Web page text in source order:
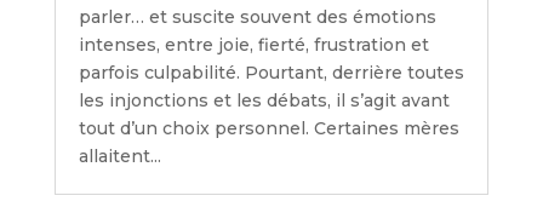
parler… et suscite souvent des émotions
intenses, entre joie, fierté, frustration et
parfois culpabilité. Pourtant, derrière toutes
les injonctions et les débats, il s’agit avant
tout d’un choix personnel. Certaines mères
allaitent...